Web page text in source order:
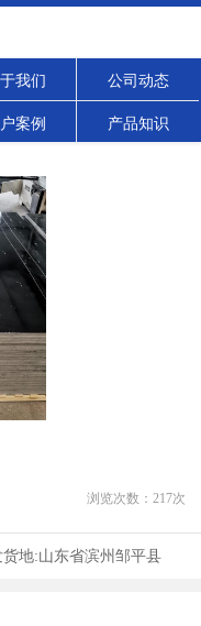
我们 公司动态
案例 产品知识
浏览次数： 217次
货地:山东省滨州邹平县